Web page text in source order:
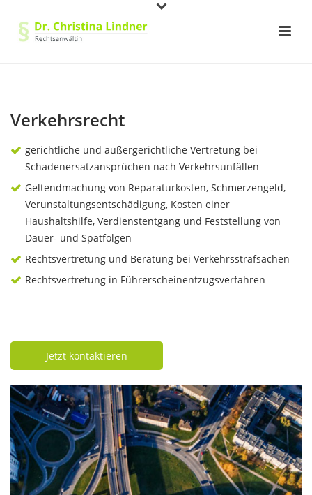
Verkehrsrecht
gerichtliche und außergerichtliche Vertretung bei
Schadenersatzansprüchen nach Verkehrsunfällen
Geltendmachung von Reparaturkosten, Schmerzengeld,
Verunstaltungsentschädigung, Kosten einer
Haushaltshilfe, Verdienstentgang und Feststellung von
Dauer- und Spätfolgen
Rechtsvertretung und Beratung bei Verkehrsstrafsachen
Rechtsvertretung in Führerscheinentzugsverfahren
Jetzt kontaktieren